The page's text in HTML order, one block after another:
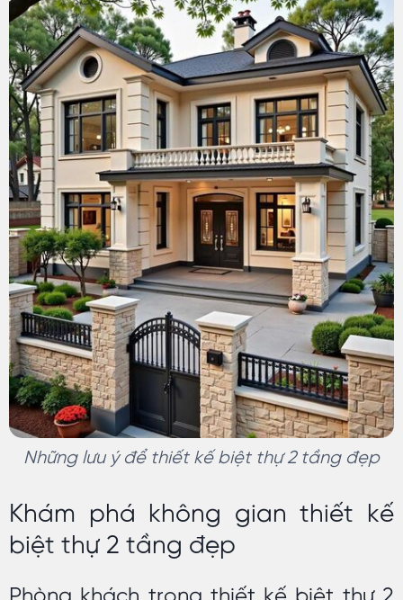
Những lưu ý để thiết kế biệt thự 2 tầng đẹp
Khám phá không gian thiết kế
biệt thự 2 tầng đẹp